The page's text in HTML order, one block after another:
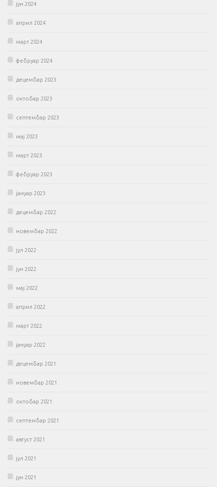
јун 2024
април 2024
март 2024
фебруар 2024
децембар 2023
октобар 2023
септембар 2023
мај 2023
март 2023
фебруар 2023
јануар 2023
децембар 2022
новембар 2022
јул 2022
јун 2022
мај 2022
април 2022
март 2022
јануар 2022
децембар 2021
новембар 2021
октобар 2021
септембар 2021
август 2021
јул 2021
јун 2021